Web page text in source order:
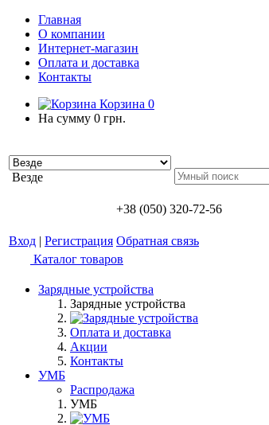
Главная
О компании
Интернет-магазин
Оплата и доставка
Контакты
Корзина 0
На сумму 0 грн.
Везде
+38 (050) 320-72-56
Вход | Регистрация Обратная связь
Каталог товаров
Зарядные устройства
Зарядные устройства
Оплата и доставка
Акции
Контакты
УМБ
Распродажа
УМБ